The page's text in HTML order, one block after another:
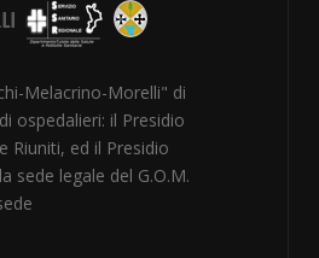
Melacrino-Morelli" di
ospedalieri: il Presidio
Riuniti, ed il Presidio
sede legale del G.O.M.